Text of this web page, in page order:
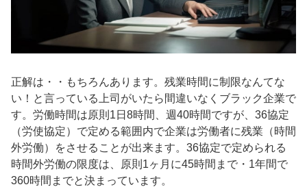
正解は・・もちろんあります。残業時間に制限なんてな
い！と言っている上司がいたら間違いなくブラック企業で
す。労働時間は原則1日8時間、週40時間ですが、36協定
（労使協定）で定める範囲内で企業は労働者に残業（時間
外労働）をさせることが出来ます。36協定で定められる
時間外労働の限度は、原則1ヶ月に45時間まで・1年間で
360時間までと決まっています。